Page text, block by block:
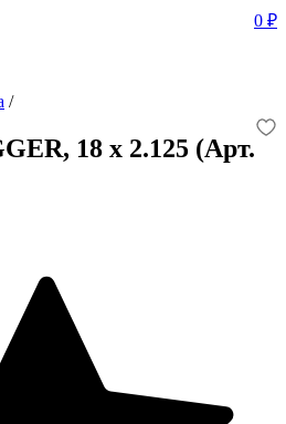
0 ₽
/
18 x 2.125 (Арт.